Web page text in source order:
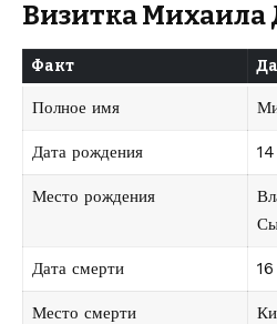
Визитка Михаила
Факт
Полное имя
Дата рождения
Место рождения
Дата смерти
Место смерти